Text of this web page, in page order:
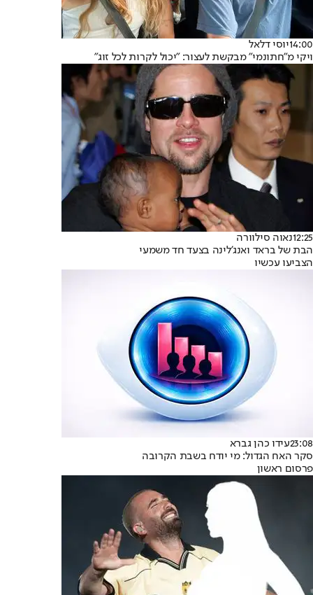
14:00יוסי דלאל
ויקי מ"חתונמי" מבקשת לעצור: "יכול לקרות לכל זוג"
12:25נאוה סילוורה
הבת של בראד ואנג'לינה בצעד חד משמעי
הצביעו עכשיו
23:08עידו כהן גברא
סקר האח הגדול: מי יודח בשבת הקרובה
פרסום ראשון